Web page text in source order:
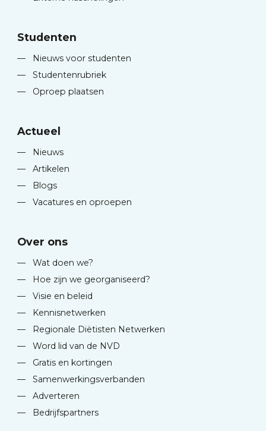
Studenten
—
Nieuws voor studenten
—
Studentenrubriek
—
Oproep plaatsen
Actueel
—
Nieuws
—
Artikelen
—
Blogs
—
Vacatures en oproepen
Over ons
—
Wat doen we?
—
Hoe zijn we georganiseerd?
—
Visie en beleid
—
Kennisnetwerken
—
Regionale Diëtisten Netwerken
—
Word lid van de NVD
—
Gratis en kortingen
—
Samenwerkingsverbanden
—
Adverteren
—
Bedrijfspartners